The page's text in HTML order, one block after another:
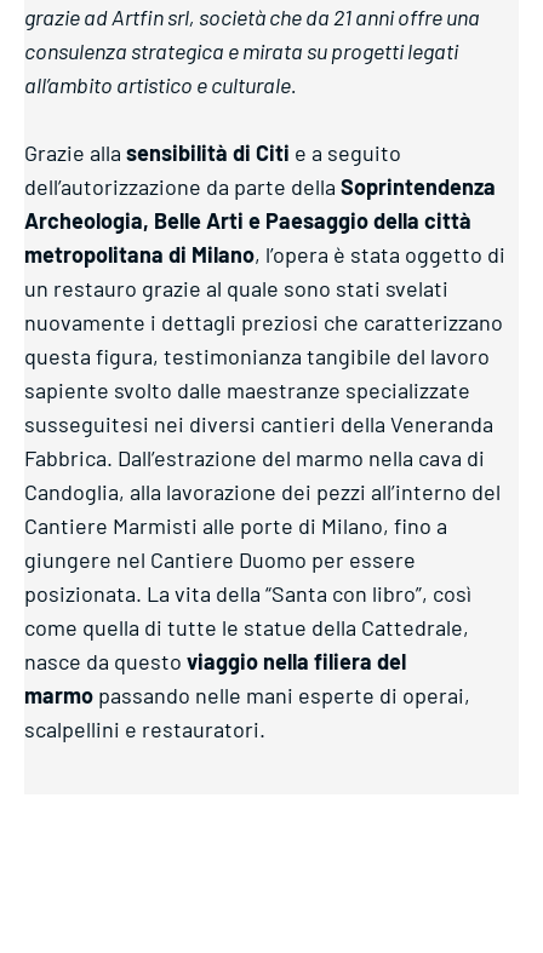
grazie ad Artfin srl, società che da 21 anni offre una
consulenza strategica e mirata su progetti legati
all’ambito artistico e culturale.
Grazie alla sensibilità di Citi e a seguito
dell’autorizzazione da parte della Soprintendenza
Archeologia, Belle Arti e Paesaggio della città
metropolitana di Milano, l’opera è stata oggetto di
un restauro grazie al quale sono stati svelati
nuovamente i dettagli preziosi che caratterizzano
questa figura, testimonianza tangibile del lavoro
sapiente svolto dalle maestranze specializzate
susseguitesi nei diversi cantieri della Veneranda
Fabbrica. Dall’estrazione del marmo nella cava di
Candoglia, alla lavorazione dei pezzi all’interno del
Cantiere Marmisti alle porte di Milano, fino a
giungere nel Cantiere Duomo per essere
posizionata. La vita della “Santa con libro”, così
come quella di tutte le statue della Cattedrale,
nasce da questo viaggio nella filiera del
marmo passando nelle mani esperte di operai,
scalpellini e restauratori.